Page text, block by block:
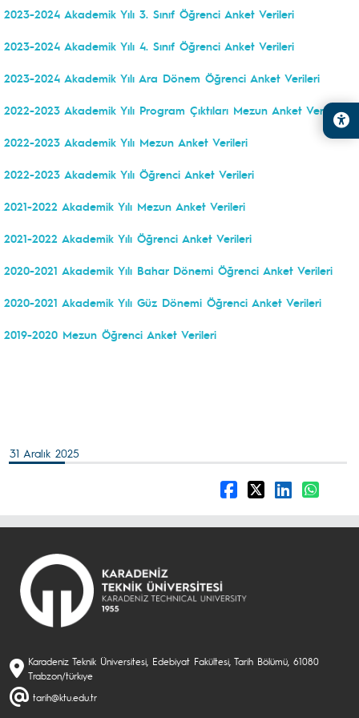
2023-2024 Akademik Yılı 3. Sınıf Öğrenci Anket Verileri
2023-2024 Akademik Yılı 4. Sınıf Öğrenci Anket Verileri
2023-2024 Akademik Yılı Ara Dönem Öğrenci Anket Verileri
2022-2023 Akademik Yılı Program Çıktıları Mezun Anket Verileri
2022-2023 Akademik Yılı Mezun Anket Verileri
2022-2023 Akademik Yılı Öğrenci Anket Verileri
2021-2022 Akademik Yılı Mezun Anket Verileri
2021-2022 Akademik Yılı Öğrenci Anket Verileri
2020-2021 Akademik Yılı Bahar Dönemi Öğrenci Anket Verileri
2020-2021 Akademik Yılı Güz Dönemi Öğrenci Anket Verileri
2019-2020 Mezun Öğrenci Anket Verileri
31 Aralık 2025
Karadeniz Teknik Üniversitesi, Edebiyat Fakültesi, Tarih Bölümü, 61080
Trabzon/türkıye
tarih@ktu.edu.tr